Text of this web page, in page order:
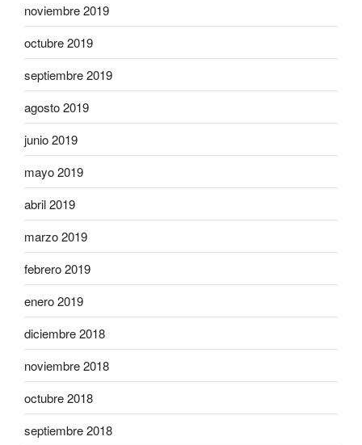
noviembre 2019
octubre 2019
septiembre 2019
agosto 2019
junio 2019
mayo 2019
abril 2019
marzo 2019
febrero 2019
enero 2019
diciembre 2018
noviembre 2018
octubre 2018
septiembre 2018